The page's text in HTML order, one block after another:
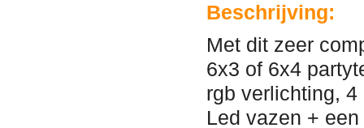
Beschrijving:
Met dit zeer
6x3 of 6x4
rgb verlichting,
Led vazen +